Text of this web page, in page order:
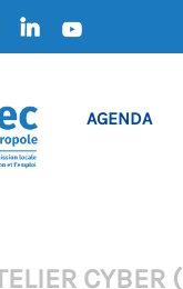
AGENDA
CYBER